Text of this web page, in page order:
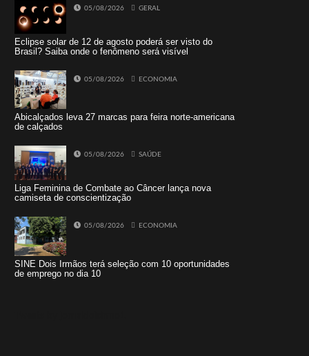
05/08/2026 GERAL
Eclipse solar de 12 de agosto poderá ser visto do
Brasil? Saiba onde o fenômeno será visível
05/08/2026 ECONOMIA
Abicalçados leva 27 marcas para feira norte-americana
de calçados
05/08/2026 SAÚDE
Liga Feminina de Combate ao Câncer lança nova
camiseta de conscientização
05/08/2026 ECONOMIA
SINE Dois Irmãos terá seleção com 10 oportunidades
de emprego no dia 10